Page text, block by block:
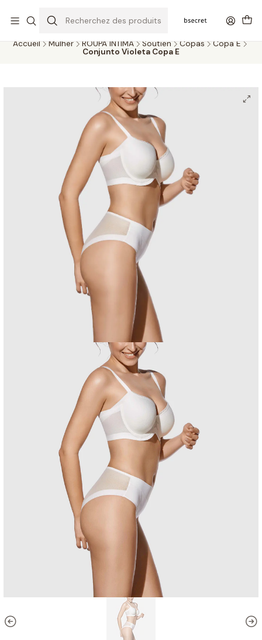
A 5 DIAS
Accueil Mulher ROUPA ÍNTIMA Soutien Copas
Copa E
Conjunto Violeta Copa E